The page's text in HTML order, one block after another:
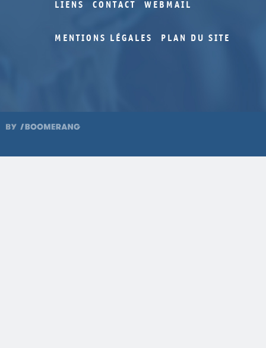
LIENS CONTACT WEBMAIL
MENTIONS LÉGALES PLAN DU SITE